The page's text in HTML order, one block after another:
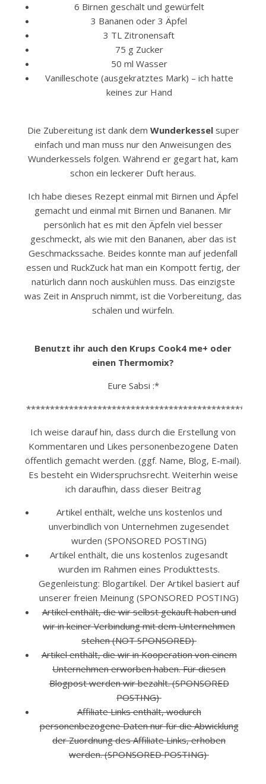
6 Birnen geschält und gewürfelt
3 Bananen oder 3 Äpfel
3 TL Zitronensaft
75 g Zucker
50 ml Wasser
Vanilleschote (ausgekratztes Mark) – ich hatte
keines zur Hand
Die Zubereitung ist dank dem Wunderkesselsuper
einfach und man muss nur den Anweisungen des
Wunderkessels folgen. Während er gegart hat, kam
schon ein leckerer Duft heraus.
Ich habe dieses Rezept einmal mit Birnen und Äpfel
gemacht und einmal mit Birnen und Bananen. Mir
persönlich hat es mit den Äpfeln viel besser
geschmeckt, als wie mit den Bananen, aber das ist
Geschmackssache. Beides konnte man auf jedenfall
essen und RuckZuck hat man ein Kompott fertig, der
natürlich dann noch auskühlen muss. Das einzigste
was Zeit in Anspruch nimmt, ist die Vorbereitung, das
schälen und würfeln.
Benutzt ihr auch den Krups Cook4 me+ oder
einen Thermomix?
Eure Sabsi :*
Ich weise darauf hin, dass durch die Erstellung von
Kommentaren und Likes personenbezogene Daten
öffentlich gemacht werden. (ggf. Name, Blog, E-mail).
Es besteht ein Widerspruchsrecht. Weiterhin weise
ich daraufhin, dass dieser Beitrag
Artikel enthält, welche uns kostenlos und
unverbindlich von Unternehmen zugesendet
wurden (SPONSORED POSTING)
Artikel enthält, die uns kostenlos zugesandt
wurden im Rahmen eines Produkttests.
Gegenleistung: Blogartikel. Der Artikel basiert auf
unserer freien Meinung (SPONSORED POSTING)
Artikel enthält, die wir selbst gekauft haben und
wir in keiner Verbindung mit dem Unternehmen
stehen (NOT SPONSORED)
Artikel enthält, die wir in Kooperation von einem
Unternehmen erworben haben. Für diesen
Blogpost werden wir bezahlt. (SPONSORED
POSTING)
Affiliate Links enthält, wodurch
personenbezogene Daten nur für die Abwicklung
der Zuordnung des Affiliate Links, erhoben
werden. (SPONSORED POSTING)